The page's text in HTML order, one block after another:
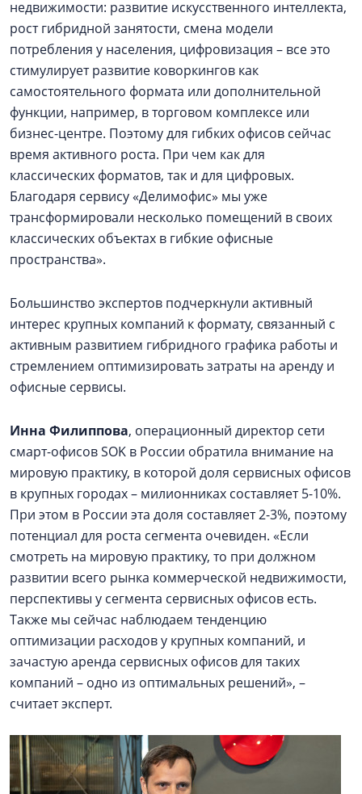
недвижимости: развитие искусственного интеллекта,
рост гибридной занятости, смена модели
потребления у населения, цифровизация – все это
стимулирует развитие коворкингов как
самостоятельного формата или дополнительной
функции, например, в торговом комплексе или
бизнес-центре. Поэтому для гибких офисов сейчас
время активного роста. При чем как для
классических форматов, так и для цифровых.
Благодаря сервису «Делимофис» мы уже
трансформировали несколько помещений в своих
классических объектах в гибкие офисные
пространства».
Большинство экспертов подчеркнули активный
интерес крупных компаний к формату, связанный с
активным развитием гибридного графика работы и
стремлением оптимизировать затраты на аренду и
офисные сервисы.
Инна Филиппова, операционный директор сети
смарт-офисов SOK в России обратила внимание на
мировую практику, в которой доля сервисных офисов
в крупных городах – милионниках составляет 5-10%.
При этом в России эта доля составляет 2-3%, поэтому
потенциал для роста сегмента очевиден. «Если
смотреть на мировую практику, то при должном
развитии всего рынка коммерческой недвижимости,
перспективы у сегмента сервисных офисов есть.
Также мы сейчас наблюдаем тенденцию
оптимизации расходов у крупных компаний, и
зачастую аренда сервисных офисов для таких
компаний – одно из оптимальных решений», –
считает эксперт.